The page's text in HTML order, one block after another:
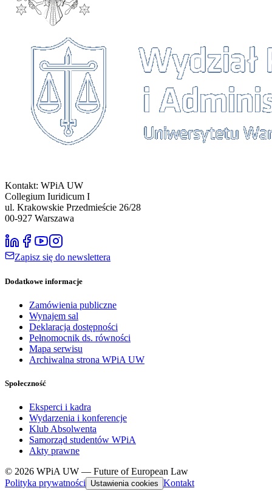
Kontakt: WPiA UW
Collegium Iuridicum I
ul. Krakowskie Przedmieście 26/28
00-927 Warszawa
Zapisz się do newslettera
Dodatkowe informacje
Zamówienia publiczne
Wynajem sal
Deklaracja dostępności
Pełnomocnik ds. równości
Mapa serwisu
Archiwalna strona WPiA UW
Społeczność
Eksperci i kadra
Wydarzenia i konferencje
Klub Absolwenta
Samorząd studentów WPiA
Akty prawne
© 2026 WPiA UW — Future of European Law
Polityka prywatności
Ustawienia cookies Kontakt